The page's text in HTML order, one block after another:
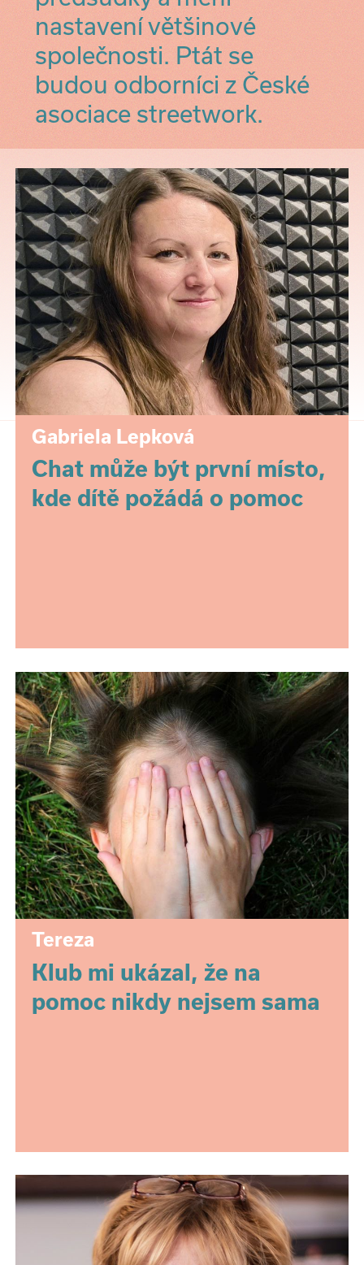
nastavení většinové
společnosti. Ptát se
budou odborníci z České
asociace streetwork.
Gabriela Lepková
Chat může být první místo,
kde dítě požádá o pomoc
Tereza
Klub mi ukázal, že na
pomoc nikdy nejsem sama